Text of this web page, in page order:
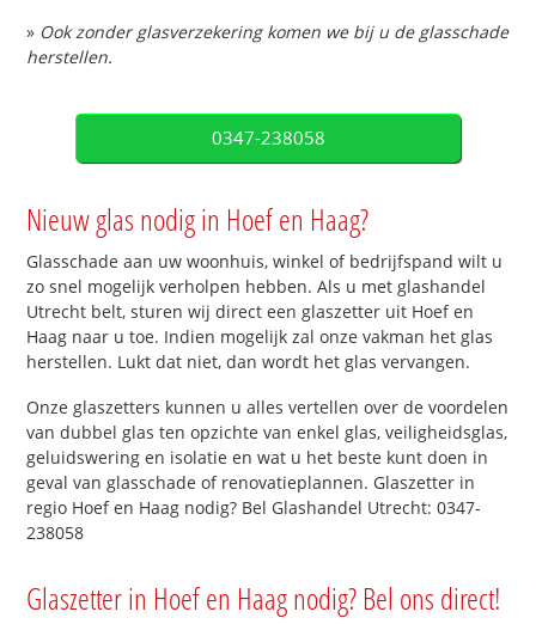
» Ook zonder glasverzekering komen we bij u de glasschade
herstellen.
0347-238058
Nieuw glas nodig in Hoef en Haag?
Glasschade aan uw woonhuis, winkel of bedrijfspand wilt u
zo snel mogelijk verholpen hebben. Als u met glashandel
Utrecht belt, sturen wij direct een glaszetter uit Hoef en
Haag naar u toe. Indien mogelijk zal onze vakman het glas
herstellen. Lukt dat niet, dan wordt het glas vervangen.
Onze glaszetters kunnen u alles vertellen over de voordelen
van dubbel glas ten opzichte van enkel glas, veiligheidsglas,
geluidswering en isolatie en wat u het beste kunt doen in
geval van glasschade of renovatieplannen. Glaszetter in
regio Hoef en Haag nodig? Bel Glashandel Utrecht: 0347-
238058
Glaszetter in Hoef en Haag nodig? Bel ons direct!